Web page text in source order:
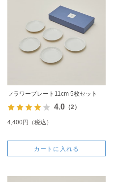
フラワープレート11cm 5枚セット
4.0（2）
4,400円（税込）
カートに入れる